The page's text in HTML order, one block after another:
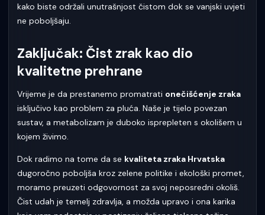
kako biste održali unutrašnjost čistom dok se vanjski uvjeti
ne poboljšaju.
Zaključak: Čist zrak kao dio
kvalitetne prehrane
Vrijeme je da prestanemo promatrati onečišćenje zraka
isključivo kao problem za pluća. Naše je tijelo povezan
sustav, a metabolizam je duboko isprepleten s okolišem u
kojem živimo.
Dok radimo na tome da se kvaliteta zraka Hrvatska
dugoročno poboljša kroz zelene politike i ekološki promet,
moramo preuzeti odgovornost za svoj neposredni okoliš.
Čist udah je temelj zdravlja, a možda upravo i ona karika